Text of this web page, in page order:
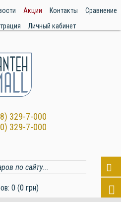
Акции Контакты
Сравнение
Личный кабинет
329-7-000
329-7-000
0 (0 грн)